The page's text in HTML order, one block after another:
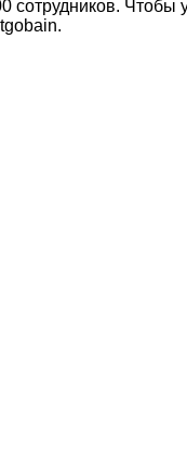
сотрудников.